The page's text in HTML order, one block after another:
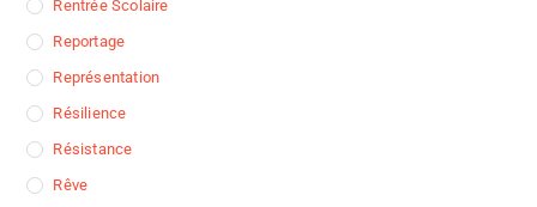
Rentrée Scolaire
Reportage
Représentation
Résilience
Résistance
Rêve